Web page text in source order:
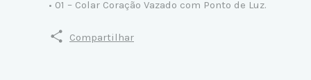
• 01 – Colar Coração Vazado com Ponto de Luz.
Compartilhar